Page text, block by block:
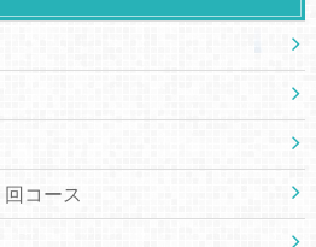
コース